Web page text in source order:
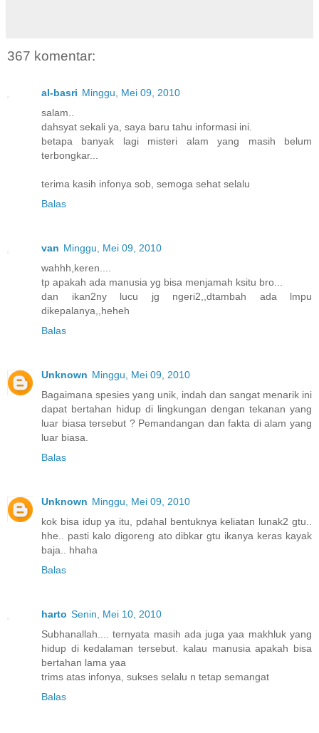
367 komentar:
al-basri Minggu, Mei 09, 2010
salam..
dahsyat sekali ya, saya baru tahu informasi ini.
betapa banyak lagi misteri alam yang masih belum
terbongkar...
terima kasih infonya sob, semoga sehat selalu
Balas
van Minggu, Mei 09, 2010
wahhh,keren....
tp apakah ada manusia yg bisa menjamah ksitu bro...
dan ikan2ny lucu jg ngeri2,,dtambah ada lmpu
dikepalanya,,heheh
Balas
Unknown Minggu, Mei 09, 2010
Bagaimana spesies yang unik, indah dan sangat menarik ini
dapat bertahan hidup di lingkungan dengan tekanan yang
luar biasa tersebut ? Pemandangan dan fakta di alam yang
luar biasa.
Balas
Unknown Minggu, Mei 09, 2010
kok bisa idup ya itu, pdahal bentuknya keliatan lunak2 gtu..
hhe.. pasti kalo digoreng ato dibkar gtu ikanya keras kayak
baja.. hhaha
Balas
harto Senin, Mei 10, 2010
Subhanallah.... ternyata masih ada juga yaa makhluk yang
hidup di kedalaman tersebut. kalau manusia apakah bisa
bertahan lama yaa
trims atas infonya, sukses selalu n tetap semangat
Balas